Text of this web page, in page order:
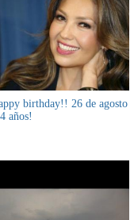
birthday!! 26 de agosto
años!